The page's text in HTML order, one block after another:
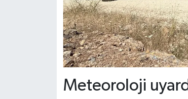
Meteoroloji